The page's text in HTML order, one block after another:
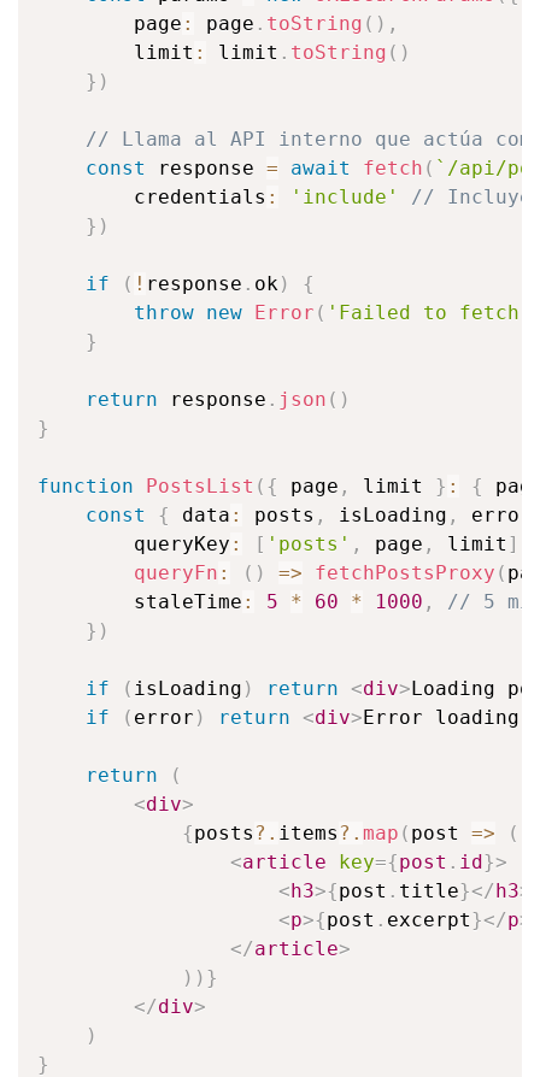
        page
: page . toString ( ) ,
        limit
: limit . toString ( )
} )
// Llama al API interno que actúa
const
response = await fetch ( ` /api/
        credentials
: 'include'
// Incluye
} )
if ( ! response . ok )
{
throw new Error ( 'Failed to fetch
}
return response . json ( )
}
function PostsList ( { page , limit } : {
const
{ data : posts , isLoading ,
        queryKey
: [ 'posts' , page , limit ]
queryFn : ( ) => fetchPostsProxy (
        staleTime
: 5 * 60 * 1000 ,
// 5
} )
if ( isLoading ) return <div>Loading
if
( error ) return <div>Error loading
return
(
<div>
{posts ?. items ?. map ( post =>
(
<article key={post . id}>
<h3>{post . title}</h3>
<p>{post . excerpt}</p>
</article>
) ) }
</div>
)
}